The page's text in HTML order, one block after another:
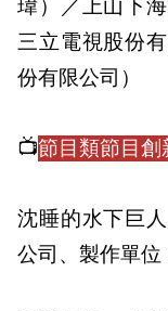
瑋）／上山下
三立電視股份
份有限公司）
📺節目類節目創
沈睡的水下巨
公司、製作單位